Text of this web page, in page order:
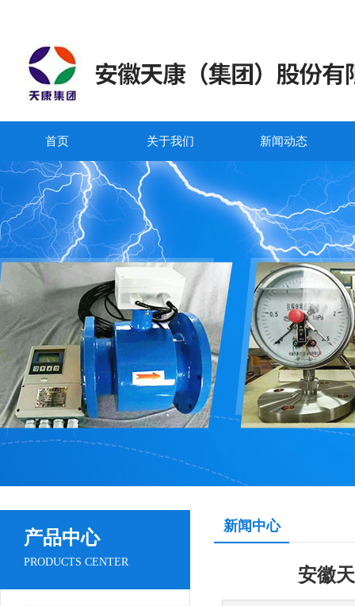
首页 关于我们 新闻动态
产品中心
PRODUCTS CENTER
新闻中心
安徽